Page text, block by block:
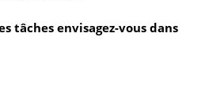
tâches envisagez-vous dans